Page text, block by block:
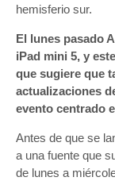
hemisferio sur.
El lunes pasado
iPad mini 5, y
que sugiere que
actualizaciones
evento centrado
Antes de que se
a una fuente que
de lunes a